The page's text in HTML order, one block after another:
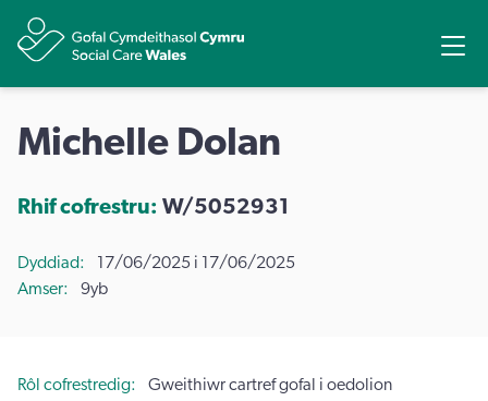
Michelle Dolan
Rhif cofrestru: W/5052931
Dyddiad
17/06/2025 i 17/06/2025
Amser
9yb
Rôl cofrestredig
Gweithiwr cartref gofal i oedolion